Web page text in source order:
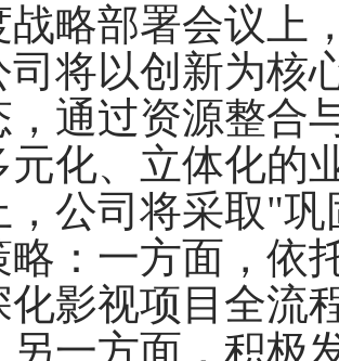
战略部署会议上
司将以创新为核
，通过资源整合
元化、立体化的
，公司将采取"
略：一方面，依
化影视项目全流
另一方面，积极